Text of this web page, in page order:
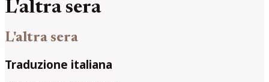
L'altra sera
L'altra sera
Traduzione italiana